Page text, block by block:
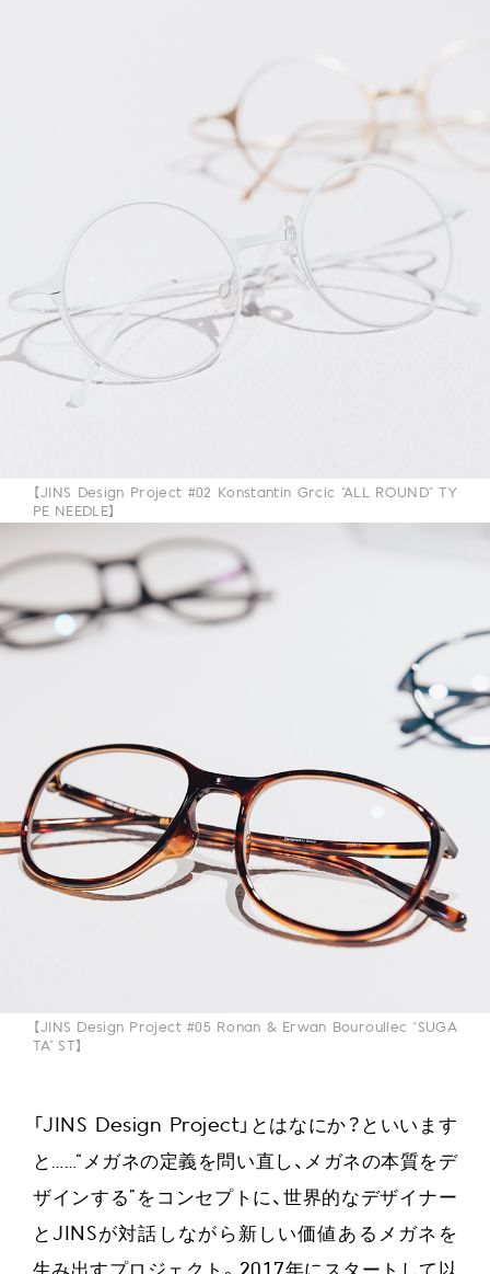
【JINS Design Project #02 Konstantin Grcic “ALL ROUND” TY
PE NEEDLE】
【JINS Design Project #05 Ronan & Erwan Bouroullec “SUGA
TA” ST】
「JINS Design Project」とはなにか？といいます
と……“メガネの定義を問い直し、メガネの本質をデ
ザインする”をコンセプトに、世界的なデザイナー
とJINSが対話しながら新しい価値あるメガネを